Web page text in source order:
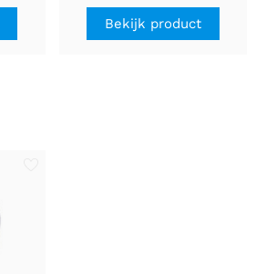
Bekijk product